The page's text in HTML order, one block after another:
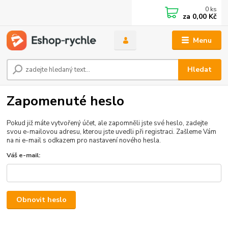
Menu
Hledat
0 ks
za 0,00 Kč
Zapomenuté heslo
Pokud již máte vytvořený účet, ale zapomněli jste své heslo, zadejte
svou e-mailovou adresu, kterou jste uvedli při registraci. Zašleme Vám
na ni e-mail s odkazem pro nastavení nového hesla.
Váš e-mail:
Obnovit heslo